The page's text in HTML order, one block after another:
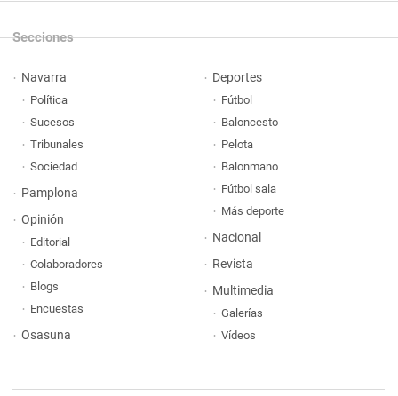
Secciones
Navarra
Política
Sucesos
Tribunales
Sociedad
Pamplona
Opinión
Editorial
Colaboradores
Blogs
Encuestas
Osasuna
Deportes
Fútbol
Baloncesto
Pelota
Balonmano
Fútbol sala
Más deporte
Nacional
Revista
Multimedia
Galerías
Vídeos